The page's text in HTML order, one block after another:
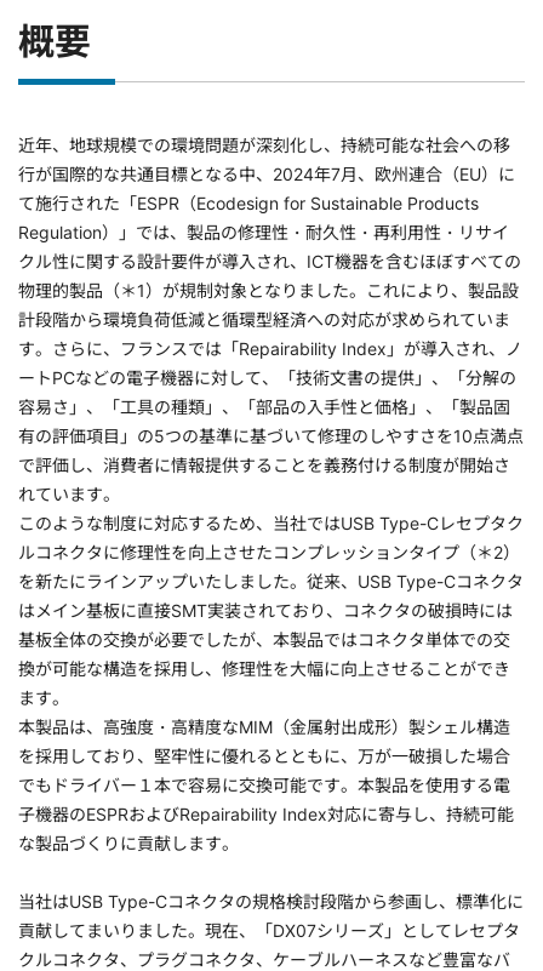
概要
近年、地球規模での環境問題が深刻化し、持続可能な社会への移
行が国際的な共通目標となる中、2024年7月、欧州連合（EU）に
て施行された「ESPR（Ecodesign for Sustainable Products
Regulation）」では、製品の修理性・耐久性・再利用性・リサイ
クル性に関する設計要件が導入され、ICT機器を含むほぼすべての
物理的製品（＊1）が規制対象となりました。これにより、製品設
計段階から環境負荷低減と循環型経済への対応が求められていま
す。さらに、フランスでは「Repairability Index」が導入され、ノ
ートPCなどの電子機器に対して、「技術文書の提供」、「分解の
容易さ」、「工具の種類」、「部品の入手性と価格」、「製品固
有の評価項目」の5つの基準に基づいて修理のしやすさを10点満点
で評価し、消費者に情報提供することを義務付ける制度が開始さ
れています。
このような制度に対応するため、当社ではUSB Type-Cレセプタク
ルコネクタに修理性を向上させたコンプレッションタイプ（＊2）
を新たにラインアップいたしました。従来、USB Type-Cコネクタ
はメイン基板に直接SMT実装されており、コネクタの破損時には
基板全体の交換が必要でしたが、本製品ではコネクタ単体での交
換が可能な構造を採用し、修理性を大幅に向上させることができ
ます。
本製品は、高強度・高精度なMIM（金属射出成形）製シェル構造
を採用しており、堅牢性に優れるとともに、万が一破損した場合
でもドライバー１本で容易に交換可能です。本製品を使用する電
子機器のESPRおよびRepairability Index対応に寄与し、持続可能
な製品づくりに貢献します。
当社はUSB Type-Cコネクタの規格検討段階から参画し、標準化に
貢献してまいりました。現在、「DX07シリーズ」としてレセプタ
クルコネクタ、プラグコネクタ、ケーブルハーネスなど豊富なバ